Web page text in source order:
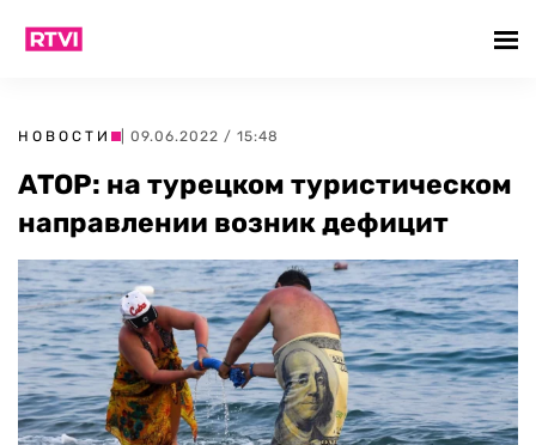
НОВОСТИ | 09.06.2022 / 15:48
АТОР: на турецком туристическом
направлении возник дефицит